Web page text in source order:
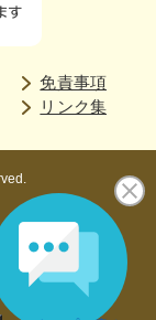
免責事項
リンク集